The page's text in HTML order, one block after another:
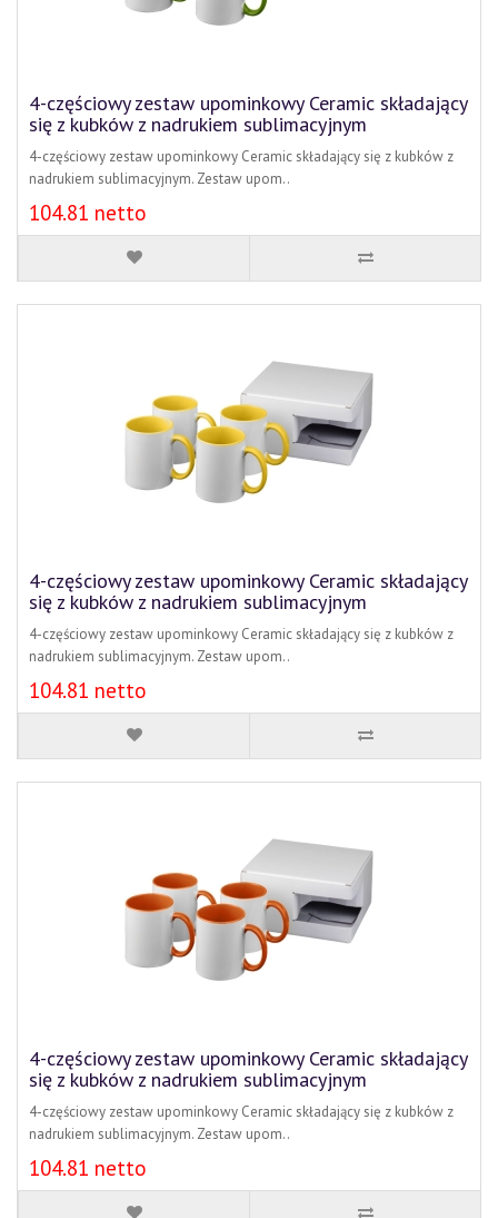
4-częściowy zestaw upominkowy Ceramic składający
się z kubków z nadrukiem sublimacyjnym
4-częściowy zestaw upominkowy Ceramic składający się z kubków z
nadrukiem sublimacyjnym. Zestaw upom..
104.81 netto
4-częściowy zestaw upominkowy Ceramic składający
się z kubków z nadrukiem sublimacyjnym
4-częściowy zestaw upominkowy Ceramic składający się z kubków z
nadrukiem sublimacyjnym. Zestaw upom..
104.81 netto
4-częściowy zestaw upominkowy Ceramic składający
się z kubków z nadrukiem sublimacyjnym
4-częściowy zestaw upominkowy Ceramic składający się z kubków z
nadrukiem sublimacyjnym. Zestaw upom..
104.81 netto